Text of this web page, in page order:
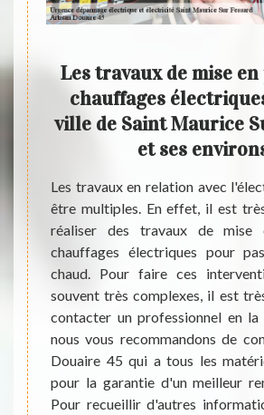
est
avez
la
pour
Sur
Les travaux de mise en
chauffages
ville de Saint Maurice
et ses
Les travaux en relation avec
être multiples. En effet, il est
réaliser des travaux de mise
chauffages électriques pour
chaud. Pour faire ces
souvent très complexes, il est
contacter un professionnel en la
nous vous recommandons de
Douaire 45 qui a tous les
pour la garantie d'un meilleur
Pour recueillir d'autres